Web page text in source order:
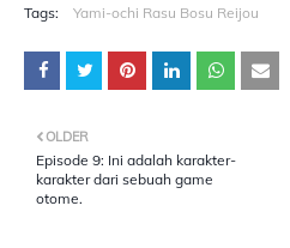
Tags: Yami-ochi Rasu Bosu Reijou
OLDER
Episode 9: Ini adalah karakter-
karakter dari sebuah game
otome.